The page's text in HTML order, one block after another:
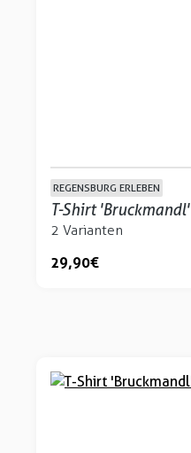
REGENSBURG ERLEBEN
T-Shirt 'Bruckmandl'
2 Varianten
29,90 €